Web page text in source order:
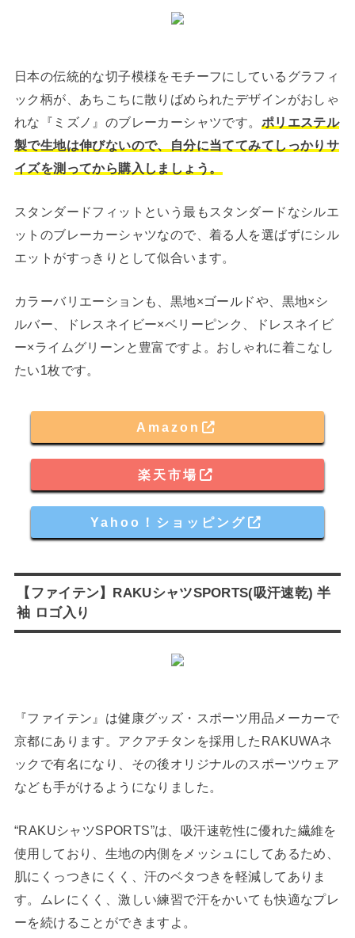
日本の伝統的な切子模様をモチーフにしているグラフィ
ック柄が、あちこちに散りばめられたデザインがおしゃ
れな『ミズノ』のブレーカーシャツです。 ポリエステル
製で生地は伸びないので、自分に当ててみてしっかりサ
イズを測ってから購入しましょう。
スタンダードフィットという最もスタンダードなシルエ
ットのブレーカーシャツなので、着る人を選ばずにシル
エットがすっきりとして似合います。
カラーバリエーションも、黒地×ゴールドや、黒地×シ
ルバー、ドレスネイビー×ベリーピンク、ドレスネイビ
ー×ライムグリーンと豊富ですよ。おしゃれに着こなし
たい1枚です。
Amazon
楽天市場
Yahoo！ショッピング
【ファイテン】RAKUシャツSPORTS(吸汗速乾) 半
袖 ロゴ入り
『ファイテン』は健康グッズ・スポーツ用品メーカーで
京都にあります。アクアチタンを採用したRAKUWAネ
ックで有名になり、その後オリジナルのスポーツウェア
なども手がけるようになりました。
“RAKUシャツSPORTS”は、吸汗速乾性に優れた繊維を
使用しており、生地の内側をメッシュにしてあるため、
肌にくっつきにくく、汗のベタつきを軽減してありま
す。ムレにくく、激しい練習で汗をかいても快適なプレ
ーを続けることができますよ。